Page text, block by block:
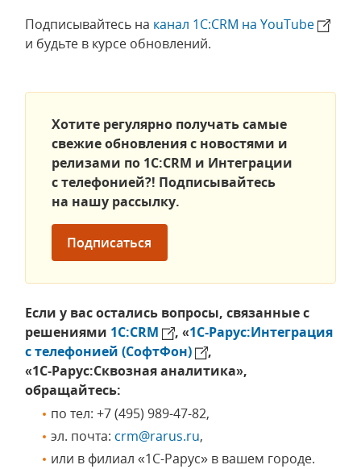
Подписывайтесь на канал 1С:CRM на YouTube
и будьте в курсе обновлений.
Хотите регулярно получать самые
свежие обновления с новостями и
релизами по 1С:CRM и Интеграции
с телефонией?! Подписывайтесь
на нашу рассылку.
Подписаться
Если у вас остались вопросы, связанные с
решениями 1С:CRM , «1С‑Рарус:Интеграция
с телефонией (СофтФон)
,
«1С‑Рарус:Сквозная аналитика»,
обращайтесь:
по тел: +7 (495) 989-47-82,
эл. почта: crm@rarus.ru,
или в филиал «1С-Рарус» в вашем городе.